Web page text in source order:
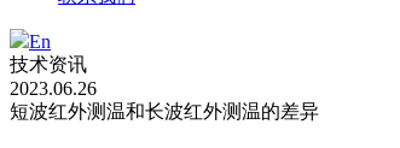
En
技术资讯
2023.06.26
短波红外测温和长波红外测温的差异